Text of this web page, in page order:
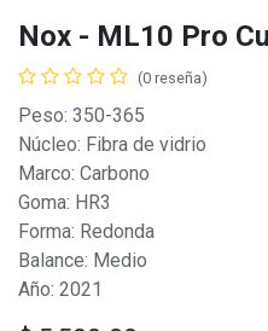
Nox - ML10 Pro
(0 reseña)
Peso: 350-365
Núcleo: Fibra de vidrio
Marco: Carbono
Goma: HR3
Forma: Redonda
Balance: Medio
Año: 2021